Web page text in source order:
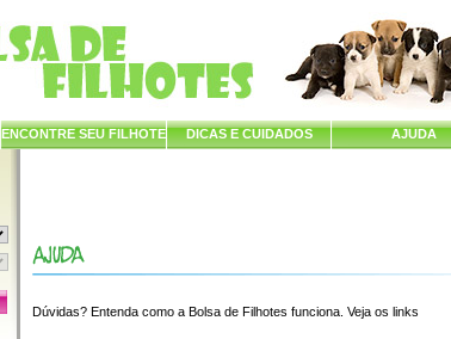
ENCONTRE SEU FILHOTE DICAS E CUIDADOS AJUDA
Dúvidas? Entenda como a Bolsa de Filhotes funciona. Veja os links